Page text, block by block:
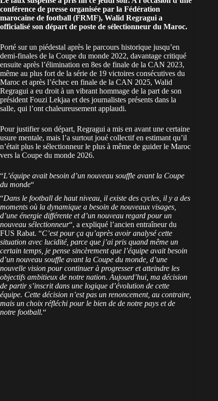
conférence de presse organisée par la Fédération
marocaine de football (FRMF), Walid Regragui a
officialisé son départ de poste de sélectionneur du Maroc.
Porté sur un piédestal après le parcours historique jusqu’en
demi-finales de la Coupe du monde 2022, davantage critiqué
ensuite après l’élimination en 8es de finale de la CAN 2023,
même au plus fort de la série de 19 victoires consécutives du
Maroc et après l’échec en finale de la CAN 2025, Walid
Regragui a eu droit à un vibrant hommage de la part de son
président Fouzi Lekjaa et des journalistes présents dans la
salle, qui l’ont chaleureusement applaudi.
Pourjustifier son départ, Regragui a mis en avant une certaine
usure mentale, mais l’a surtout joué collectif en estimant qu’il
n’était plus le sélectionneur le plus à même de guider le Maroc
vers la Coupe du monde 2026.
“L’équipe avait besoin d’un nouveau souffle avant la Coupe
du monde“
“Dans le football de haut niveau, il existe des cycles, il y a des
moments où la dynamique a besoin de nouveaux visages,
d’une énergie différente et d’un nouveau regard pour un
nouveau sélectionneur“, a expliqué l’ancien entraîneur du
FUS Rabat. “C’est pour ça qu’après avoir analysé cette
situation avec lucidité, parce que j’ai pris quand même un
certain temps, je pense sincèrement que l’équipe avait besoin
d’un nouveau souffle avant la Coupe du monde, d’une
nouvelle vision pour continuer à progresser et atteindre les
objectifs ambitieux de notre nation. Aujourd’hui, ma décision
de partir s’inscrit dans une logique d’évolution de cette
équipe. Cette décision n’est pas un renoncement, au contraire,
mais un choix réfléchi pour le bien de de notre pays et de
notre football.“